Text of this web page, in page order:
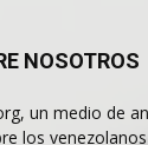
NOSOTROS
un medio de
los